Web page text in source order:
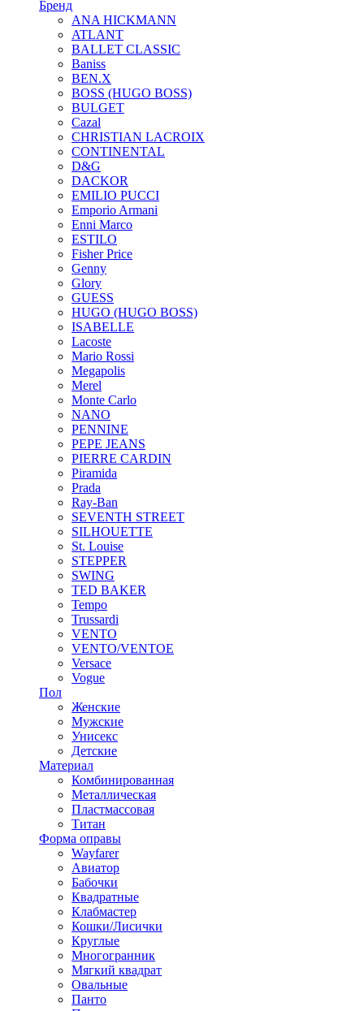
Бренд
ANA HICKMANN
ATLANT
BALLET CLASSIC
Baniss
BEN.X
BOSS (HUGO BOSS)
BULGET
Cazal
CHRISTIAN LACROIX
CONTINENTAL
D&G
DACKOR
EMILIO PUCCI
Emporio Armani
Enni Marco
ESTILO
Fisher Price
Genny
Glory
GUESS
HUGO (HUGO BOSS)
ISABELLE
Lacoste
Mario Rossi
Megapolis
Merel
Monte Carlo
NANO
PENNINE
PEPE JEANS
PIERRE CARDIN
Piramida
Prada
Ray-Ban
SEVENTH STREET
SILHOUETTE
St. Louise
STEPPER
SWING
TED BAKER
Tempo
Trussardi
VENTO
VENTO/VENTOE
Versace
Vogue
Пол
Женские
Мужские
Унисекс
Детские
Материал
Комбинированная
Металлическая
Пластмассовая
Титан
Форма оправы
Wayfarer
Авиатор
Бабочки
Квадратные
Клабмастер
Кошки/Лисички
Круглые
Многогранник
Мягкий квадрат
Овальные
Панто